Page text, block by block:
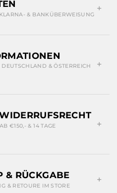
& BANKÜBERWEISUNG
& ÖSTERREICH
€150,- & 14 TAGE
& RÜCKGABE
& RETOURE IM STORE